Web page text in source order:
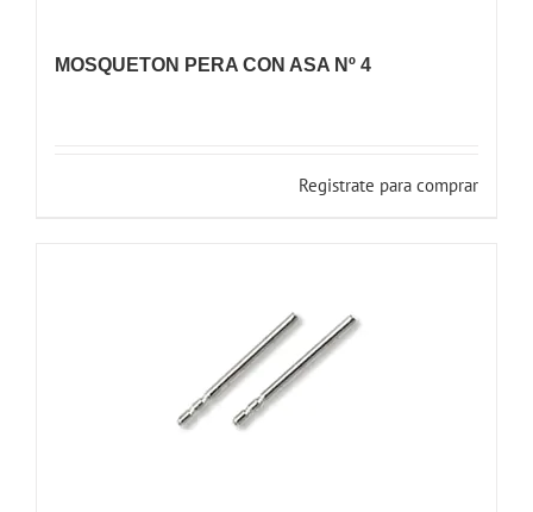
MOSQUETON PERA CON ASA Nº 4
Registrate para comprar